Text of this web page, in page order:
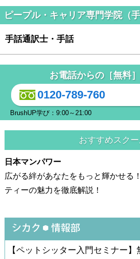
ピープル・キャリア専門学院（
手話通訳士・手話
お電話からの［無料
0120-789-760
BrushUP学び：9:00～21:00
おすすめスク
日本マンパワー
広がる絆があなたをもっと輝かせる
ティーの魅力を徹底解説！
【ペットシッター入門セミナー】